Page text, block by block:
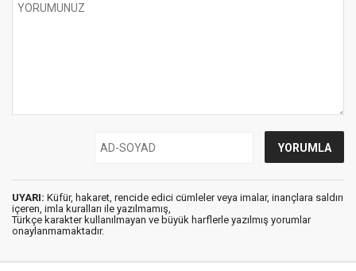
UYARI: Küfür, hakaret, rencide edici cümleler veya imalar, inançlara saldırı
içeren, imla kuralları ile yazılmamış,
Türkçe karakter kullanılmayan ve büyük harflerle yazılmış yorumlar
onaylanmamaktadır.